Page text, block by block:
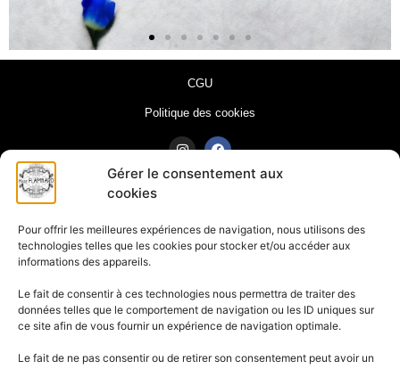
Gérer le consentement aux
cookies
Pour offrir les meilleures expériences de navigation, nous utilisons des
technologies telles que les cookies pour stocker et/ou accéder aux
informations des appareils.
Le fait de consentir à ces technologies nous permettra de traiter des
données telles que le comportement de navigation ou les ID uniques sur
ce site afin de vous fournir un expérience de navigation optimale.
Le fait de ne pas consentir ou de retirer son consentement peut avoir un
CGU
Politique des cookies
© Tous droits réservés CSD.
adresse de l'atelier :
*LA CITE DU FAIRE 16 avenue de la Malgrange 54140
adresse postale :
32 quai Choiseul 54000 NANCY